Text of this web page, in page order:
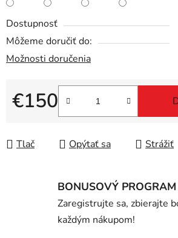
Dostupnosť
Môžeme doručiť do:
Možnosti doručenia
€150
Jednotková cena:
Tlač Opýtať sa Strážiť
BONUSOVÝ PROGRAM
Zaregistrujte sa, zbierajte
každým nákupom!